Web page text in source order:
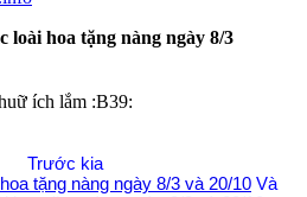
loài hoa tặng nàng ngày 8/3
ích lắm :B39:
Trước kia
Và